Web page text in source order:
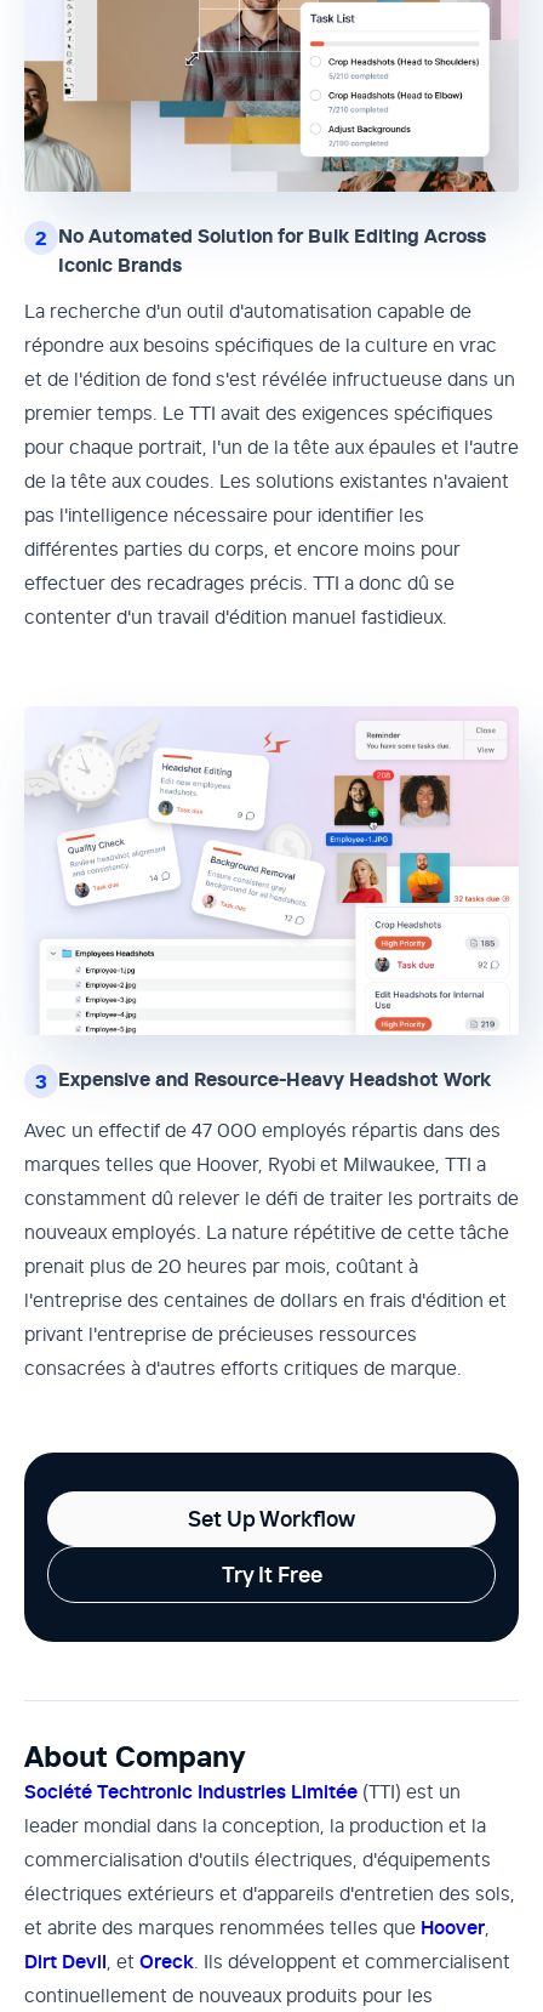
2 No Automated Solution for Bulk Editing Across
Iconic Brands
La recherche d'un outil d'automatisation capable de
répondre aux besoins spécifiques de la culture en vrac
et de l'édition de fond s'est révélée infructueuse dans un
premier temps. Le TTI avait des exigences spécifiques
pour chaque portrait, l'un de la tête aux épaules et l'autre
de la tête aux coudes. Les solutions existantes n'avaient
pas l'intelligence nécessaire pour identifier les
différentes parties du corps, et encore moins pour
effectuer des recadrages précis. TTI a donc dû se
contenter d'un travail d'édition manuel fastidieux.
3 Expensive and Resource-Heavy Headshot Work
Avec un effectif de 47 000 employés répartis dans des
marques telles que Hoover, Ryobi et Milwaukee, TTI a
constamment dû relever le défi de traiter les portraits de
nouveaux employés. La nature répétitive de cette tâche
prenait plus de 20 heures par mois, coûtant à
l'entreprise des centaines de dollars en frais d'édition et
privant l'entreprise de précieuses ressources
consacrées à d'autres efforts critiques de marque.
Set Up Workflow
Try It Free
About Company
Société Techtronic Industries Limitée (TTI) est un
leader mondial dans la conception, la production et la
commercialisation d'outils électriques, d'équipements
électriques extérieurs et d'appareils d'entretien des sols,
et abrite des marques renommées telles que Hoover
Dirt Devil , et Oreck . Ils développent et commercialisent
continuellement de nouveaux produits pour les